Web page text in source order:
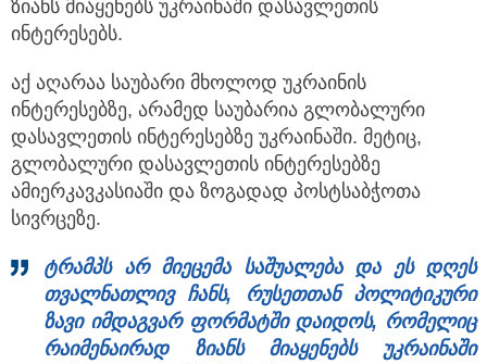
ზიანს მიაყენებს უკრაინაში დასავლეთის
ინტერესებს.
აქ აღარაა საუბარი მხოლოდ უკრაინის
ინტერესებზე, არამედ საუბარია გლობალური
დასავლეთის ინტერესებზე უკრაინაში. მეტიც,
გლობალური დასავლეთის ინტერესებზე
ამიერკავკასიაში და ზოგადად პოსტსაბჭოთა
სივრცეზე.
ტრამპს არ მიეცემა საშუალება და ეს დღეს
თვალნათლივ ჩანს, რუსეთთან პოლიტიკური
ზავი იმდაგვარ ფორმატში დაიდოს, რომელიც
რაიმენაირად ზიანს მიაყენებს უკრაინაში